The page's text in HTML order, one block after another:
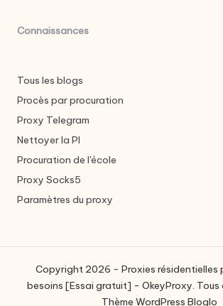
Connaissances
Tous les blogs
Procès par procuration
Proxy Telegram
Nettoyer la PI
Procuration de l'école
Proxy Socks5
Paramètres du proxy
Copyright 2026 - Proxies résidentielles
besoins [Essai gratuit] - OkeyProxy. Tous
Thème WordPress Bloglo